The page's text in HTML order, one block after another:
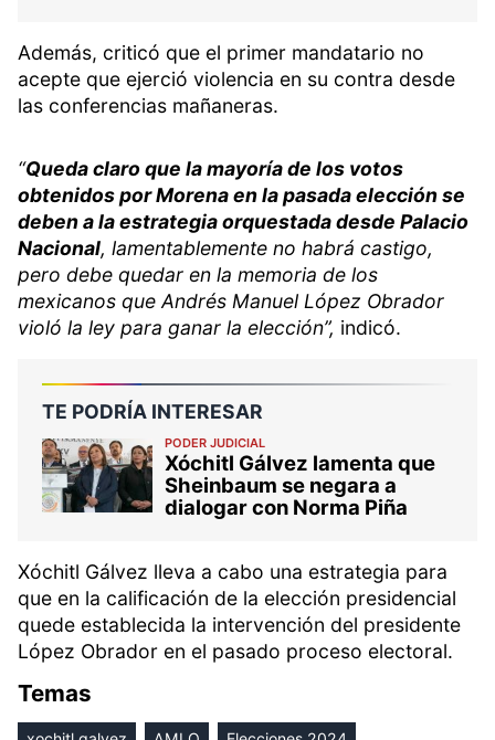
Además, criticó que el primer mandatario no
acepte que ejerció violencia en su contra desde
las conferencias mañaneras.
“Queda claro que la mayoría de los votos
obtenidos por Morena en la pasada elección se
deben a la estrategia orquestada desde Palacio
Nacional, lamentablemente no habrá castigo,
pero debe quedar en la memoria de los
mexicanos que Andrés Manuel López Obrador
violó la ley para ganar la elección”, indicó.
TE PODRÍA INTERESAR
PODER JUDICIAL
Xóchitl Gálvez lamenta que
Sheinbaum se negara a
dialogar con Norma Piña
Xóchitl Gálvez lleva a cabo una estrategia para
que en la calificación de la elección presidencial
quede establecida la intervención del presidente
López Obrador en el pasado proceso electoral.
Temas